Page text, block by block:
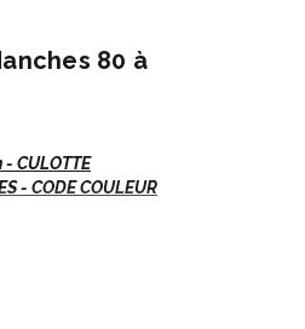
80 à
- CULOTTE
- CODE COULEUR